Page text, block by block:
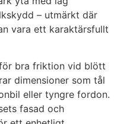
– utmärkt där
vara ett karaktärsfullt
bra friktion vid blött
dimensioner som tål
eller tyngre fordon.
fasad och